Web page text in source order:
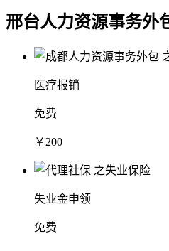
邢台人力资源事务外
医疗报销
免费
￥200
失业金申领
免费